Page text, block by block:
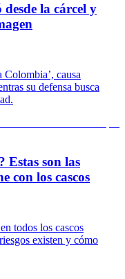
desde la cárcel y
causa
su defensa busca
Estas son las
con los cascos
todos los cascos
existen y cómo